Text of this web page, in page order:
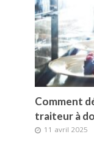
Comment
traiteur à
11 avril 2025